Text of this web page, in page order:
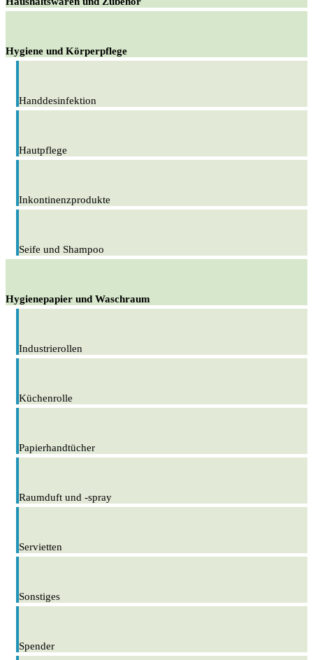
Hygiene und Körperpflege
Handdesinfektion
Hautpflege
Inkontinenzprodukte
Seife und Shampoo
Hygienepapier und Waschraum
Industrierollen
Küchenrolle
Papierhandtücher
Raumduft und -spray
Servietten
Sonstiges
Spender